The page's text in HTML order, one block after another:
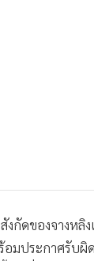
งกัดของจางหลิ
มประกาศรับผิ